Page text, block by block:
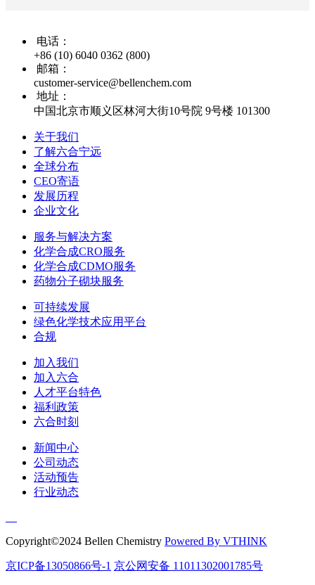
电话：
+86 (10) 6040 0362 (800)
邮箱：
customer-service@bellenchem.com
地址：
中国北京市顺义区林河大街10号院 9号楼 101300
关于我们
了解六合宁远
全球分布
CEO寄语
发展历程
企业文化
服务与解决方案
化学合成CRO服务
化学合成CDMO服务
药物分子砌块服务
可持续发展
绿色化学技术应用平台
合规
加入我们
加入六合
人才平台特色
福利政策
六合时刻
新闻中心
公司动态
活动预告
行业动态
Copyright©️2024 Bellen Chemistry Powered By VTHINK
京ICP备13050866号-1 京公网安备 11011302001785号